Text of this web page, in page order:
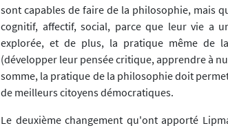
sont capables de faire de la philosophie, mais
cognitif, affectif, social, parce que leur vie a
explorée, et de plus, la pratique même de
(développer leur pensée critique, apprendre à
somme, la pratique de la philosophie doit
de meilleurs citoyens démocratiques.
Le deuxième changement qu'ont apporté